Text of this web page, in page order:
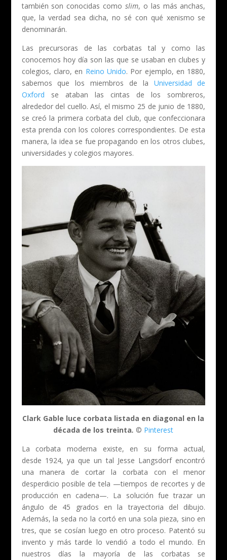
también son conocidas como slim, o las más anchas,
que, la verdad sea dicha, no sé con qué xenismo se
denominarán.
Las precursoras de las corbatas tal y como las
conocemos hoy día son las que se usaban en clubes y
colegios, claro, en Reino Unido. Por ejemplo, en 1880,
sabemos que los miembros de la Universidad de
Oxford se ataban las cintas de los sombreros,
alrededor del cuello. Así, el mismo 25 de junio de 1880,
se creó la primera corbata del club, que confeccionara
esta prenda con los colores correspondientes. De esta
manera, la idea se fue propagando en los otros clubes,
universidades y colegios mayores.
Clark Gable luce corbata listada en diagonal en la
década de los treinta. © Pinterest
La corbata moderna existe, en su forma actual,
desde 1924, ya que un tal Jesse Langsdorf encontró
una manera de cortar la corbata con el menor
desperdicio posible de tela —tiempos de recortes y de
producción en cadena—. La solución fue trazar un
ángulo de 45 grados en la trayectoria del dibujo.
Además, la seda no la cortó en una sola pieza, sino en
tres, que se cosían luego en otro proceso. Patentó su
invento y más tarde lo vendió a todo el mundo. En
nuestros días la mayoría de las corbatas se